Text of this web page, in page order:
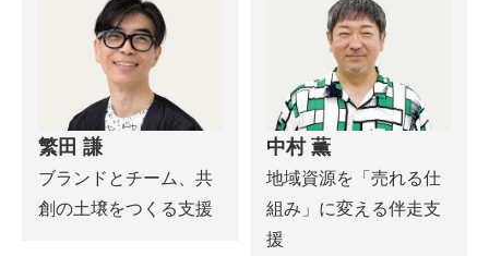
繁田 謙
ブランドとチーム、共
創の土壌をつくる支援
中村 薫
地域資源を「売れる仕
組み」に変える伴走支
援